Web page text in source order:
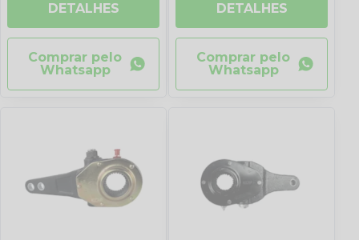
DETALHES
Comprar pelo
Whatsapp
DETALHES
Comprar pelo
Whatsapp